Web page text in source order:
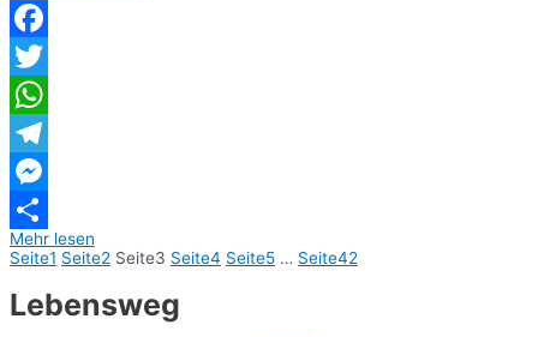
Facebook
Twitter
WhatsApp
Telegram
Messenger
Teilen
Mehr lesen
Seite1 Seite2 Seite3 Seite4 Seite5 … Seite42
Lebensweg